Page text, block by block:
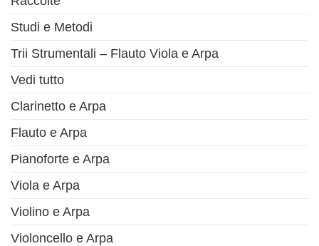
Studi e Metodi
Trii Strumentali – Flauto Viola e Arpa
Vedi tutto
Clarinetto e Arpa
Flauto e Arpa
Pianoforte e Arpa
Viola e Arpa
Violino e Arpa
Violoncello e Arpa